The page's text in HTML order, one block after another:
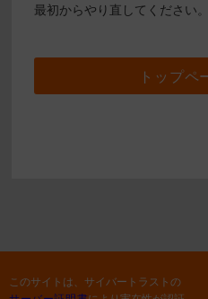
最初からやり直してください。
トップペ
このサイトは、サイバートラストの